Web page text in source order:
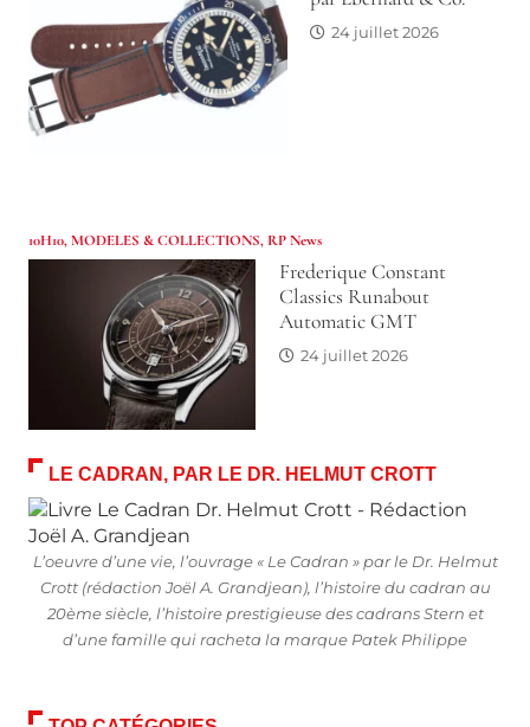
24 juillet 2026
10H10,MODELES & COLLECTIONS, RP News
Frederique Constant
Classics Runabout
Automatic GMT
24 juillet 2026
LE CADRAN, PAR LE DR. HELMUT CROTT
L’oeuvre d’une vie, l’ouvrage « Le Cadran » par le Dr. Helmut
Crott (rédaction Joël A. Grandjean), l’histoire du cadran au
20ème siècle, l’histoire prestigieuse des cadrans Stern et
d’une famille qui racheta la marque Patek Philippe